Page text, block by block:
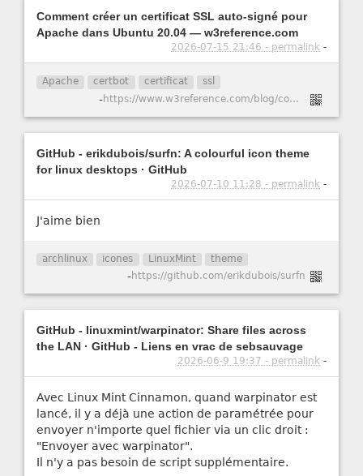
Comment créer un certificat SSL auto-signé pour
Apache dans Ubuntu 20.04 — w3reference.com
2026-07-15 21:46 - permalink -
Apache certbot certificat ssl
- https://www.w3reference.com/blog/comment-cr-er-un-certificat-ssl-auto-sign-pour-apache-dans-ubuntu-20-04/
GitHub - erikdubois/surfn: A colourful icon theme
for linux desktops · GitHub
2026-07-10 11:28 - permalink -
J'aime bien
archlinux icones LinuxMint theme
-https://github.com/erikdubois/surfn
GitHub - linuxmint/warpinator: Share files across
the LAN · GitHub - Liens en vrac de sebsauvage
2026-06-9 19:37 - permalink -
Avec Linux Mint Cinnamon, quand warpinator est
lancé, il y a déjà une action de paramétrée pour
envoyer n'importe quel fichier via un clic droit :
"Envoyer avec warpinator".
Il n'y a pas besoin de script supplémentaire.